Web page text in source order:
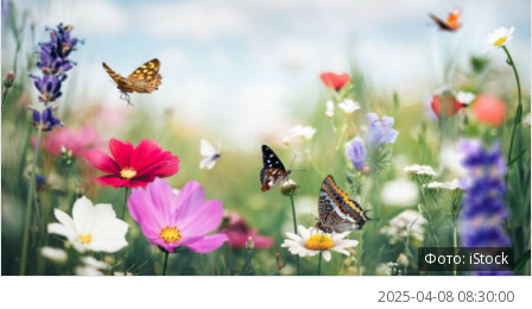
Фото: iStock
2025-04-08 08:30:00